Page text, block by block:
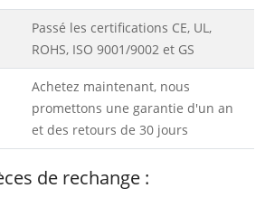
Passé les certifications CE, UL,
ROHS, ISO 9001/9002 et GS
Achetez maintenant, nous
promettons une garantie d'un an
et des retours de 30 jours
de rechange :